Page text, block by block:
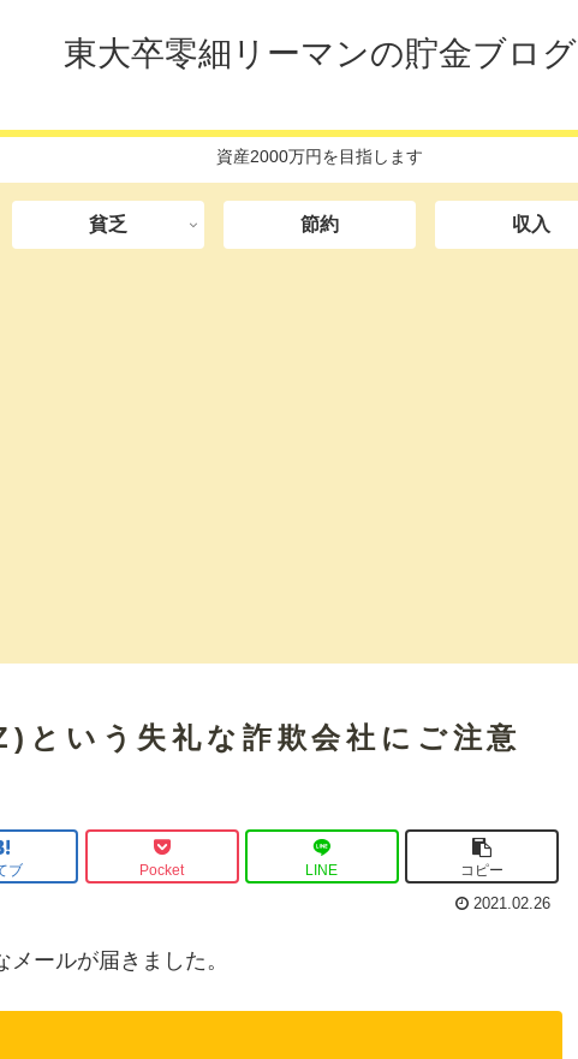
東大卒零細リーマンの貯金ブログ
資産2000万円を目指します
貧乏 節約 収入
という失礼な詐欺会社にご注意
ブ Pocket LINE コピー
2021.02.26
ールが届きました。